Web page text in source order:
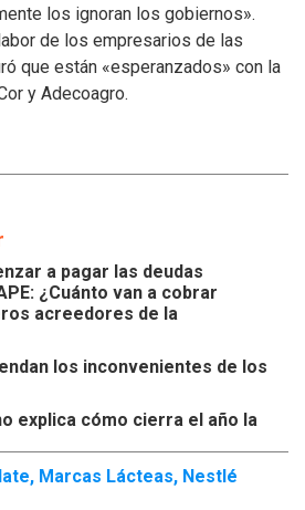
inconvenientes
de
los
tamberos
los ignoran los gobiernos».
de los empresarios de las
que están «esperanzados» con la
y Adecoagro.
a pagar las deudas
¿Cuánto van a cobrar
acreedores de la
los inconvenientes de los
explica cómo cierra el año la
, Marcas Lácteas, Nestlé